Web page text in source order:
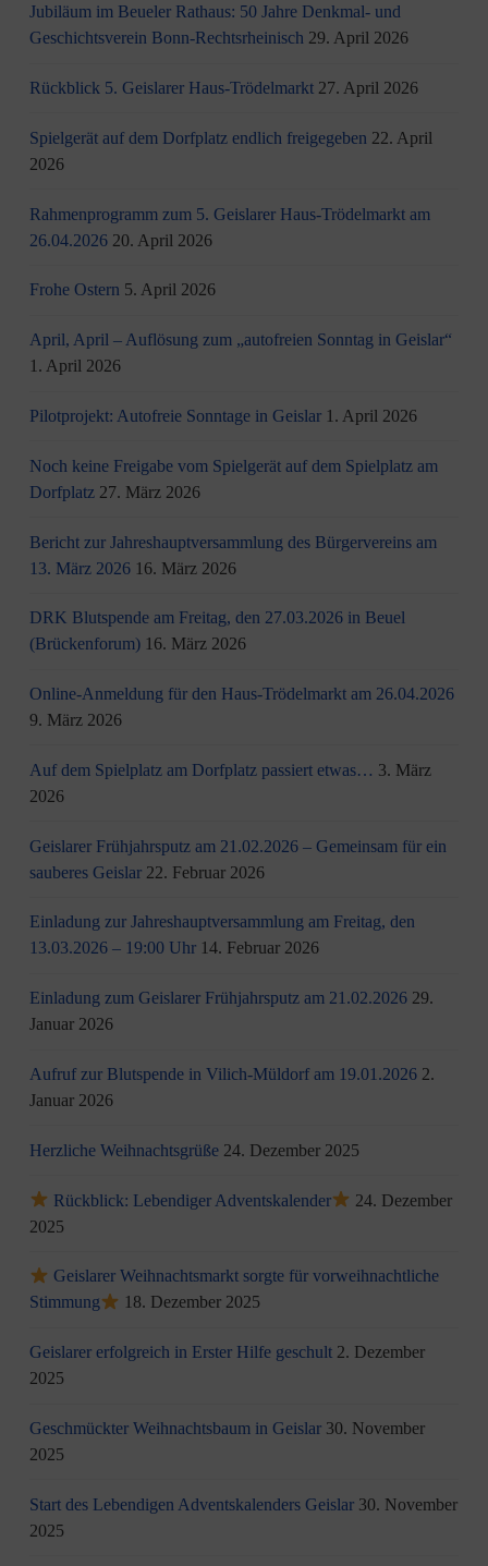
Jubiläum im Beueler Rathaus: 50 Jahre Denkmal- und
Geschichtsverein Bonn-Rechtsrheinisch 29. April 2026
Rückblick 5. Geislarer Haus-Trödelmarkt 27. April 2026
Spielgerät auf dem Dorfplatz endlich freigegeben 22. April
2026
Rahmenprogramm zum 5. Geislarer Haus-Trödelmarkt am
26.04.2026 20. April 2026
Frohe Ostern 5. April 2026
April, April – Auflösung zum „autofreien Sonntag in Geislar“
1. April 2026
Pilotprojekt: Autofreie Sonntage in Geislar 1. April 2026
Noch keine Freigabe vom Spielgerät auf dem Spielplatz am
Dorfplatz 27. März 2026
Bericht zur Jahreshauptversammlung des Bürgervereins am
13. März 2026 16. März 2026
DRK Blutspende am Freitag, den 27.03.2026 in Beuel
(Brückenforum) 16. März 2026
Online-Anmeldung für den Haus-Trödelmarkt am 26.04.2026
9. März 2026
Auf dem Spielplatz am Dorfplatz passiert etwas… 3. März
2026
Geislarer Frühjahrsputz am 21.02.2026 – Gemeinsam für ein
sauberes Geislar 22. Februar 2026
Einladung zur Jahreshauptversammlung am Freitag, den
13.03.2026 – 19:00 Uhr 14. Februar 2026
Einladung zum Geislarer Frühjahrsputz am 21.02.2026 29.
Januar 2026
Aufruf zur Blutspende in Vilich-Müldorf am 19.01.2026 2.
Januar 2026
Herzliche Weihnachtsgrüße 24. Dezember 2025
Rückblick: Lebendiger Adventskalender
24. Dezember
2025
Geislarer Weihnachtsmarkt sorgte für vorweihnachtliche
Stimmung
18. Dezember 2025
Geislarer erfolgreich in Erster Hilfe geschult 2. Dezember
2025
Geschmückter Weihnachtsbaum in Geislar 30. November
2025
Start des Lebendigen Adventskalenders Geislar 30. November
2025